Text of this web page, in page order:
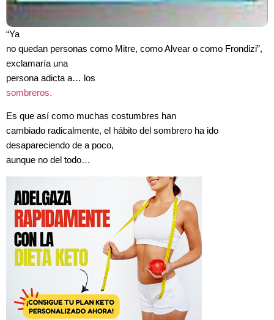
“Ya
no quedan personas como Mitre, como Alvear o como Frondizi”,
exclamaría una
persona adicta a… los
sombreros.
Es que así como muchas costumbres han
cambiado radicalmente, el hábito del sombrero ha ido
desapareciendo de a poco,
aunque no del todo…